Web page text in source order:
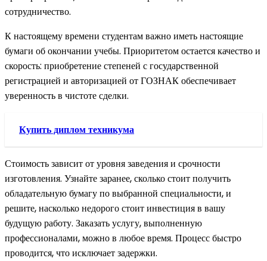
сотрудничество.
К настоящему времени студентам важно иметь настоящие
бумаги об окончании учебы. Приоритетом остается качество и
скорость: приобретение степеней с государственной
регистрацией и авторизацией от ГОЗНАК обеспечивает
уверенность в чистоте сделки.
Купить диплом техникума
Стоимость зависит от уровня заведения и срочности
изготовления. Узнайте заранее, сколько стоит получить
обладательную бумагу по выбранной специальности, и
решите, насколько недорого стоит инвестиция в вашу
будущую работу. Заказать услугу, выполненную
профессионалами, можно в любое время. Процесс быстро
проводится, что исключает задержки.